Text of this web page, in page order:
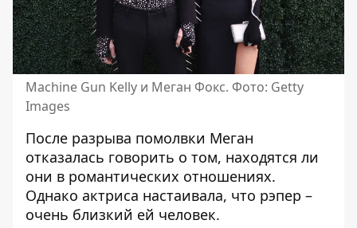
Machine Gun Kelly и Меган Фокс. Фото: Getty
Images
После разрыва помолвки Меган
отказалась говорить о том, находятся ли
они в романтических отношениях.
Однако актриса настаивала, что рэпер –
очень близкий ей человек.